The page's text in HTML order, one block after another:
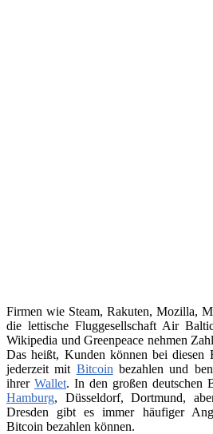
Firmen wie Steam, Rakuten, Mozilla,
die lettische Fluggesellschaft Air
Wikipedia und Greenpeace nehmen
Das heißt, Kunden können bei diesen
jederzeit mit Bitcoin bezahlen und
ihrer Wallet. In den großen deutschen
Hamburg, Düsseldorf, Dortmund,
Dresden gibt es immer häufiger
Bitcoin bezahlen können.